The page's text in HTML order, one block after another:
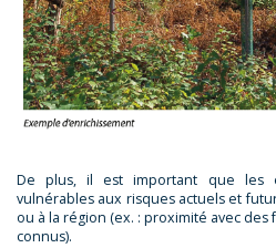
De plus, il est important que les
vulnérables aux risques actuels et
ou à la région (ex. : proximité avec des
connus).